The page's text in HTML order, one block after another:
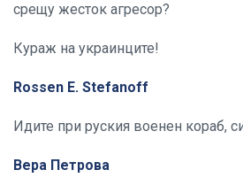
срещу жесток агресор?
Кураж на украинците!
Rossen E. Stefanoff
Идите при руския военен кораб,
Вера Петрова